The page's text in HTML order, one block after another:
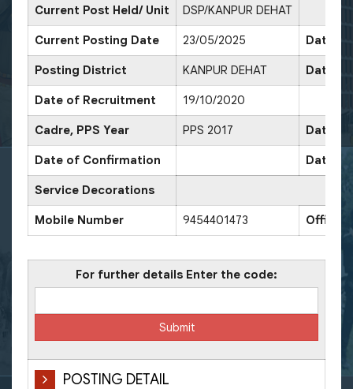
Current Post Held/ Unit DSP/KANPUR DEHAT
Current Posting Date 23/05/2025 Date of
Posting District KANPUR DEHAT Date
Date of Recruitment 19/10/2020
Cadre, PPS Year PPS 2017 Date of
Date of Confirmation Date of
Service Decorations
Mobile Number 9454401473 Office
For further details Enter the code:
POSTING DETAIL